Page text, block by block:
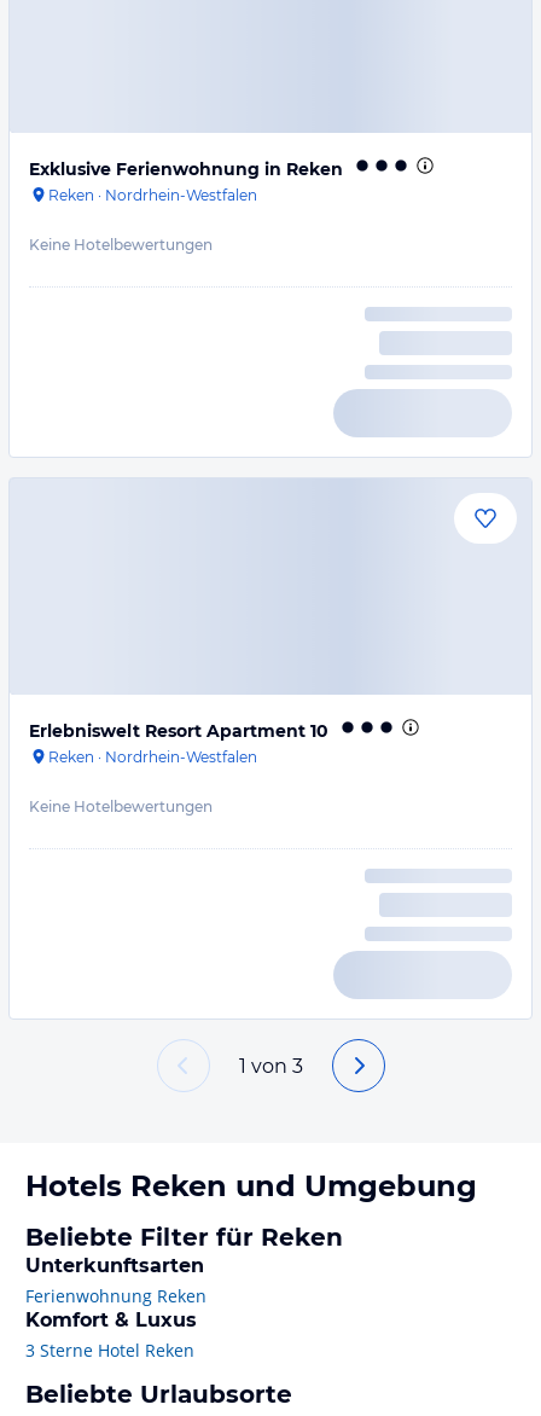
Exklusive Ferienwohnung in Reken
Reken · Nordrhein-Westfalen
Keine Hotelbewertungen
Erlebniswelt Resort Apartment 10
Reken · Nordrhein-Westfalen
Keine Hotelbewertungen
1 von 3
Hotels Reken und Umgebung
Beliebte Filter für Reken
Unterkunftsarten
Ferienwohnung Reken
Komfort & Luxus
3 Sterne Hotel Reken
Beliebte Urlaubsorte